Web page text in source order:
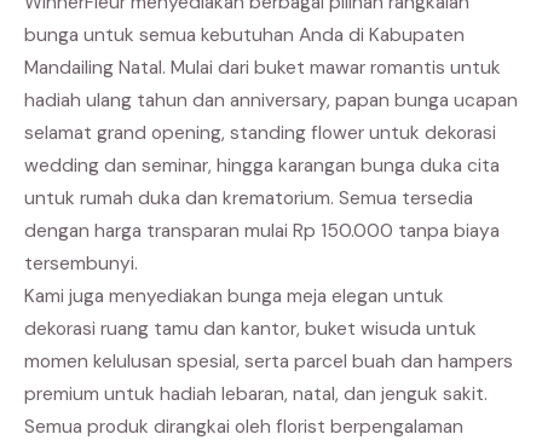
bunga untuk semua kebutuhan Anda di Kabupaten
Mandailing Natal. Mulai dari buket mawar romantis untuk
hadiah ulang tahun dan anniversary, papan bunga ucapan
selamat grand opening, standing flower untuk dekorasi
wedding dan seminar, hingga karangan bunga duka cita
untuk rumah duka dan krematorium. Semua tersedia
dengan harga transparan mulai Rp 150.000 tanpa biaya
tersembunyi.
Kami juga menyediakan bunga meja elegan untuk
dekorasi ruang tamu dan kantor, buket wisuda untuk
momen kelulusan spesial, serta parcel buah dan hampers
premium untuk hadiah lebaran, natal, dan jenguk sakit.
Semua produk dirangkai oleh florist berpengalaman